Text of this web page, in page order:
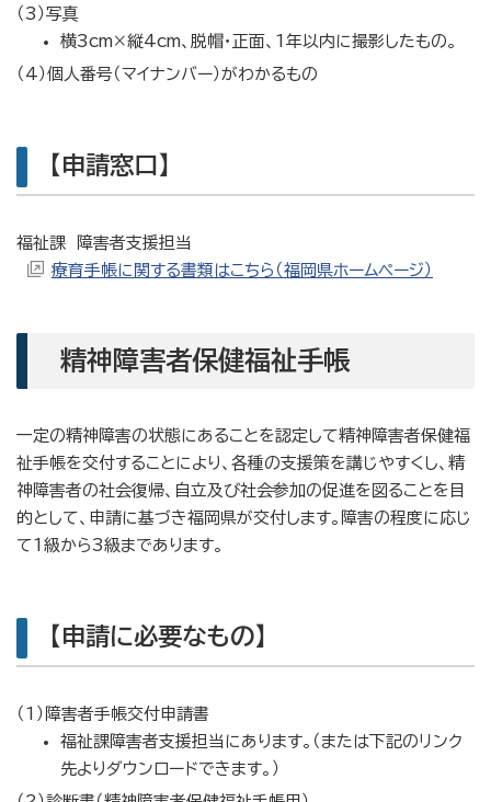
（3）写真
横3cm×縦4cm、脱帽・正面、1年以内に撮影したもの。
（4）個人番号（マイナンバー）がわかるもの
【申請窓口】
福祉課 障害者支援担当
療育手帳に関する書類はこちら（福岡県ホームページ）
精神障害者保健福祉手帳
一定の精神障害の状態にあることを認定して精神障害者保健福
祉手帳を交付することにより、各種の支援策を講じやすくし、精
神障害者の社会復帰、自立及び社会参加の促進を図ることを目
的として、申請に基づき福岡県が交付します。障害の程度に応じ
て1級から3級まであります。
【申請に必要なもの】
（1）障害者手帳交付申請書
福祉課障害者支援担当にあります。（または下記のリンク
先よりダウンロードできます。）